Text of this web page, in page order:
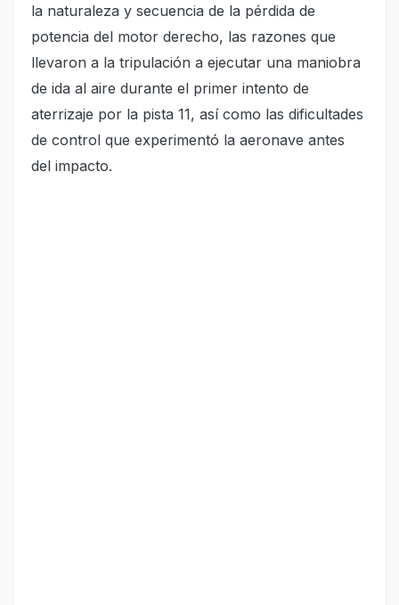
la naturaleza y secuencia de la pérdida de
potencia del motor derecho, las razones que
llevaron a la tripulación a ejecutar una maniobra
de ida al aire durante el primer intento de
aterrizaje por la pista 11, así como las dificultades
de control que experimentó la aeronave antes
del impacto.